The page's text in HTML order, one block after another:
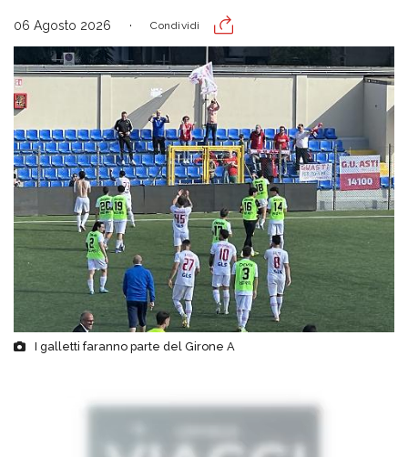
06 Agosto 2026 Condividi
I galletti faranno parte del Girone A